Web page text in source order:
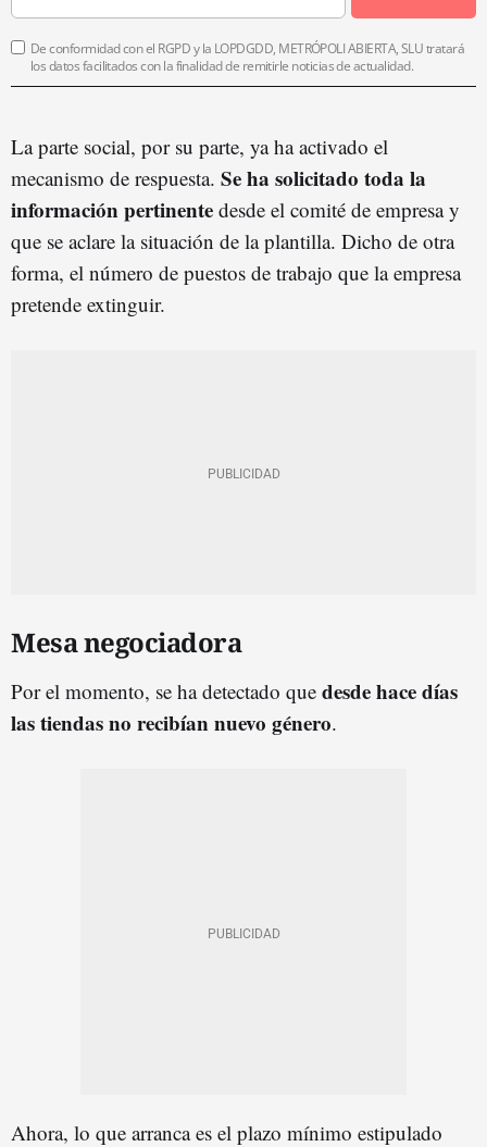
De conformidad con el RGPD y la LOPDGDD, METRÓPOLI ABIERTA, SLU tratará
los datos facilitados con la finalidad de remitirle noticias de actualidad.
La parte social, por su parte, ya ha activado el
mecanismo de respuesta. Se ha solicitado toda la
información pertinente desde el comité de empresa y
que se aclare la situación de la plantilla. Dicho de otra
forma, el número de puestos de trabajo que la empresa
pretende extinguir.
Mesa negociadora
Por el momento, se ha detectado que desde hace días
las tiendas no recibían nuevo género.
Ahora, lo que arranca es el plazo mínimo estipulado